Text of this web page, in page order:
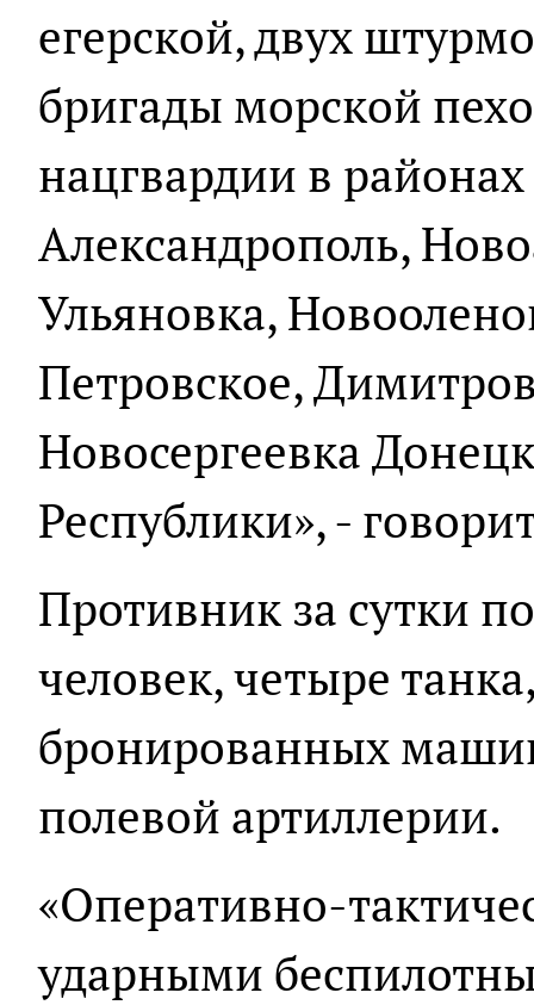
егерской, двух
бригады морской
нацгвардии в
Александрополь,
Ульяновка,
Петровское,
Новосергеевка
Республики», -
Противник за сутки
человек, четыре
бронированных
полевой артиллерии.
«Оперативно-
ударными